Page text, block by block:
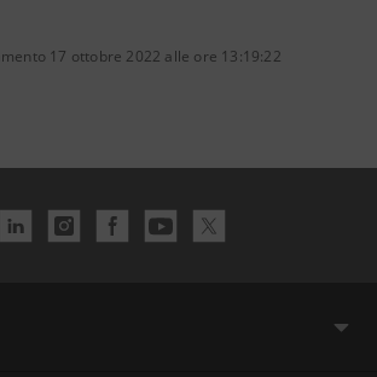
17 ottobre 2022 alle ore 13:19:22